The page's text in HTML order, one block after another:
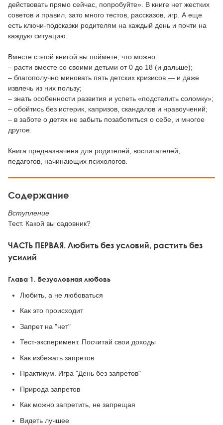
действовать прямо сейчас, попробуйте». В книге нет жестких
советов и правил, зато много тестов, рассказов, игр. А еще
есть ключи-подсказки родителям на каждый день и почти на
каждую ситуацию.
Вместе с этой книгой вы поймете, что можно:
– расти вместе со своими детьми от 0 до 18 (и дальше);
– благополучно миновать пять детских кризисов — и даже
извлечь из них пользу;
– знать особенности развития и успеть «подстелить соломку»;
– обойтись без истерик, капризов, скандалов и нравоучений;
– в заботе о детях не забыть позаботиться о себе, и многое
другое.
Книга предназначена для родителей, воспитателей,
педагогов, начинающих психологов.
Содержание
Вступление
Тест. Какой вы садовник?
ЧАСТЬ ПЕРВАЯ. Любить без условий, растить без
усилий
Глава 1. Безусловная любовь
Любить, а не любоваться
Как это происходит
Запрет на "нет"
Тест-эксперимент. Посчитай свои доходы
Как избежать запретов
Практикум. Игра "День без запретов"
Природа запретов
Как можно запретить, не запрещая
Видеть лучшее